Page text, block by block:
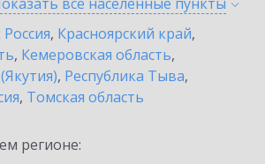
Россия, Красноярский край,
, Кемеровская область,
, Республика Тыва,
, Томская область
регионе: